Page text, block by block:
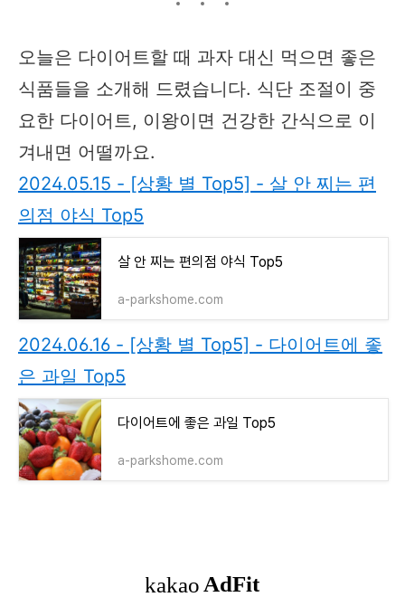
오늘은 다이어트할 때 과자 대신 먹으면 좋은
식품들을 소개해 드렸습니다. 식단 조절이 중
요한 다이어트, 이왕이면 건강한 간식으로 이
겨내면 어떨까요.
2024.05.15 - [상황 별 Top5] - 살 안 찌는 편
의점 야식 Top5
살 안 찌는 편의점 야식 Top5
a-parkshome.com
2024.06.16 - [상황 별 Top5] - 다이어트에 좋
은 과일 Top5
다이어트에 좋은 과일 Top5
a-parkshome.com